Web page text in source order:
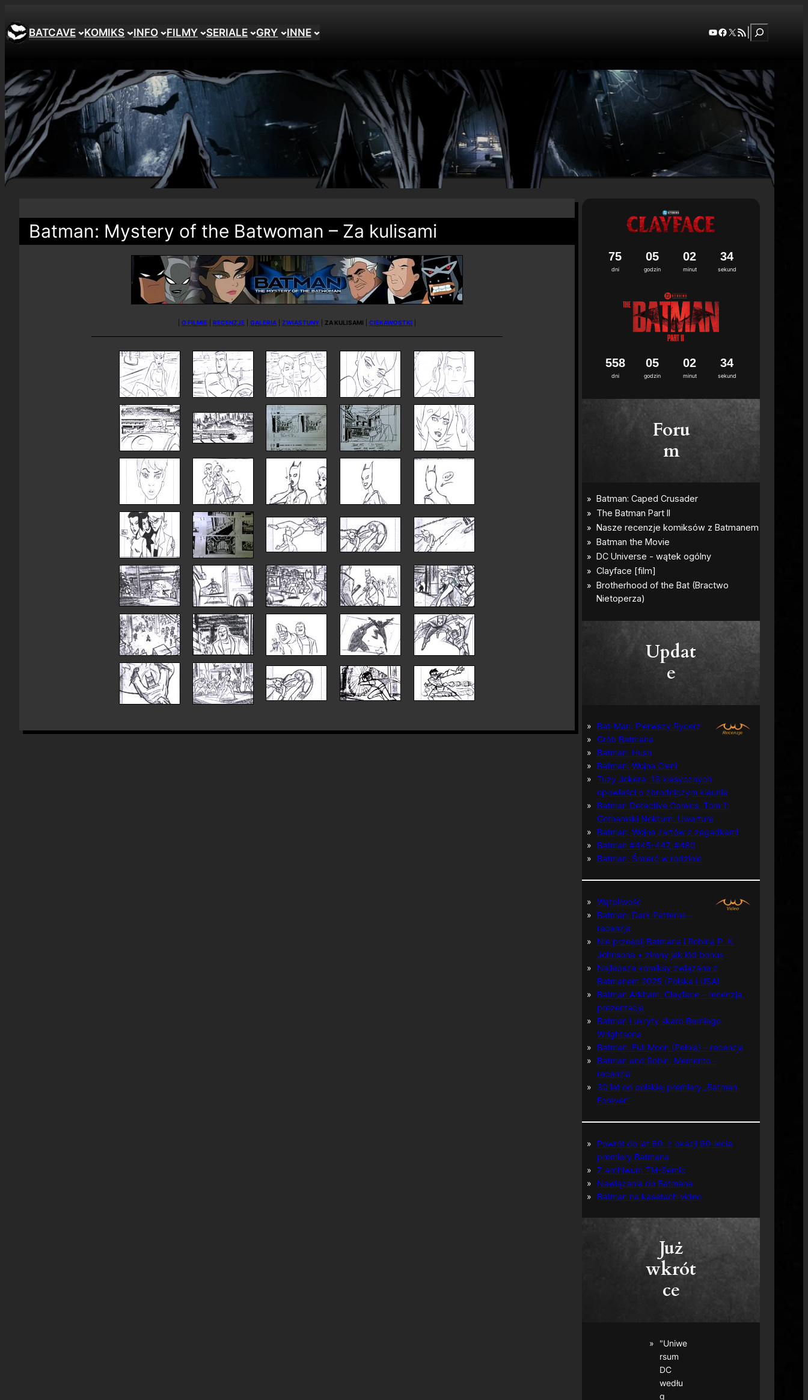
BATCAVE KOMIKS INFO FILMY SERIALE GRY INNE YouTube
Facebook
X RSS FeedSzukaj
Batman: Mystery of the Batwoman – Za kulisami
O FILMIE RECENZJE GALERIA ZWIASTUNY ZA KULISAMI CIEKAWOSTKI
dni
75
godzin
05
minut
02
sekund
33
dni
558
godzin
05
minut
02
sekund
33
Foru
m
Updat
e
Bat-Man: Pierwszy Rycerz
Grób Batmana
Batman: Hush
Batman: Wojna Cieni
Tuzy Jokera: 13 klasycznych
opowieści o zbrodniczym klaunie
Batman Detective Comics, Tom 1:
Gothamski Nokturn: Uwertura
Batman: Wojna żartów z zagadkami
Batman #445-447, #480
Batman: Śmierć w rodzinie
Wątpliwość
Batman: Dark Patterns –
recenzja
Nie prześpij Batmana i Robina P. K.
Johnsona + zimny jak lód bonus
Najlepsze komiksy związane z
Batmanem 2025 (Polska i USA)
Batman Arkham: Clayface – recenzja,
prezentacja
Batman i ukryty skarb Berniego
Wrightsona
Batman: Full Moon (Pełnia) – recenzja
Batman and Robin: Memento –
recenzja
30 lat od polskiej premiery „Batman
Forever”
Powrót do lat 60. z okazji 60-lecia
premiery Batmana
Z archiwum TM-Semic
Nawiązania do Batmana
Batman na kasetach video
Już
wkrót
ce
"Uniwe
rsum
DC
wedłu
g